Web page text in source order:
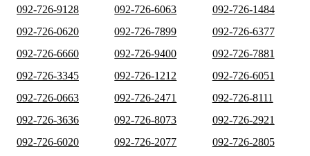
092-726-9128
092-726-6063
092-726-1484
092-726-0620
092-726-7899
092-726-6377
092-726-6660
092-726-9400
092-726-7881
092-726-3345
092-726-1212
092-726-6051
092-726-0663
092-726-2471
092-726-8111
092-726-3636
092-726-8073
092-726-2921
092-726-6020
092-726-2077
092-726-2805